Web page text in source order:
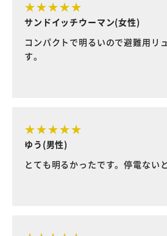
サンドイッチウーマン(女性)
コンパクトで明るいので避難用リ
す。
ゆう(男性)
とても明るかったです。停電ない